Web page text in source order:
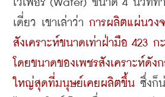
เวเฟอร์ (Wafer) ขนาด 4 นิ้วที่ท
เดี่ยว เขาเล่าว่า การผลิตแผ่นวง
สังเคราะห์ขนาดเท่าฝ่ามือ 423 ก
โดยขนาดของเพชรสังเคราะห์ดัง
ใหญ่สุดที่มนุษย์เคยผลิตขึ้น ซึ่งก็